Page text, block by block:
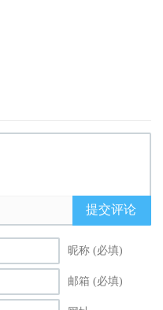
提交评论
昵称 (必填)
邮箱 (必填)